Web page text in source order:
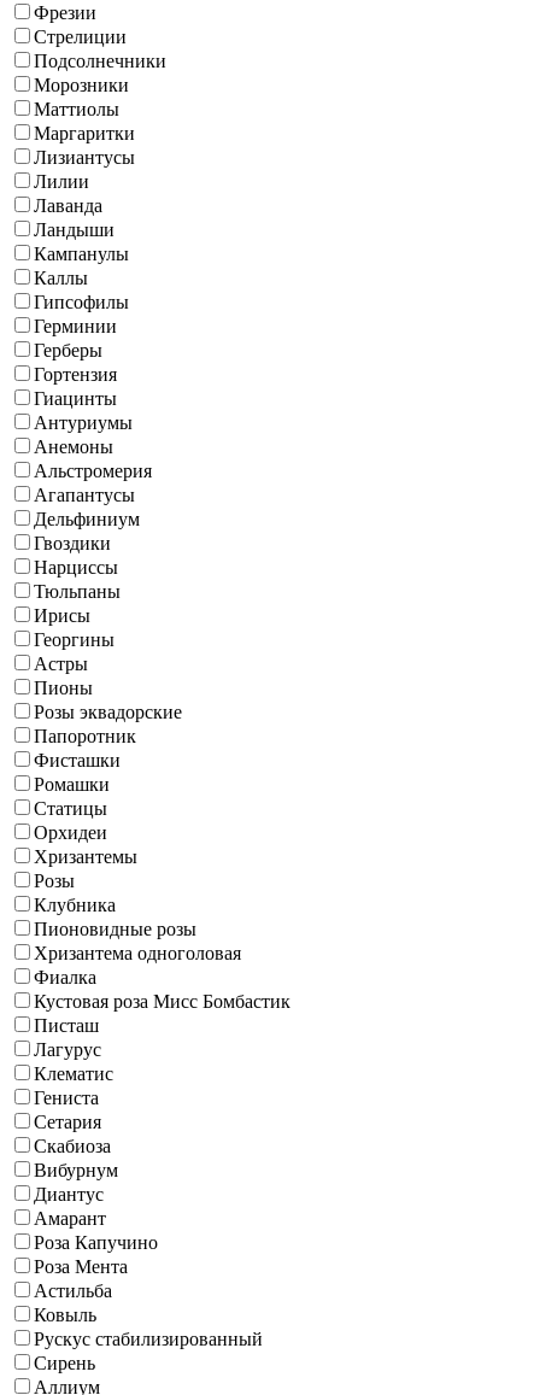
Фрезии
Стрелиции
Подсолнечники
Морозники
Маттиолы
Маргаритки
Лизиантусы
Лилии
Лаванда
Ландыши
Кампанулы
Каллы
Гипсофилы
Герминии
Герберы
Гортензия
Гиацинты
Антуриумы
Анемоны
Альстромерия
Агапантусы
Дельфиниум
Гвоздики
Нарциссы
Тюльпаны
Ирисы
Георгины
Астры
Пионы
Розы эквадорские
Папоротник
Фисташки
Ромашки
Статицы
Орхидеи
Хризантемы
Розы
Клубника
Пионовидные розы
Хризантема одноголовая
Фиалка
Кустовая роза Мисс Бомбастик
Писташ
Лагурус
Клематис
Гениста
Сетария
Скабиоза
Вибурнум
Диантус
Амарант
Роза Капучино
Роза Мента
Астильба
Ковыль
Рускус стабилизированный
Сирень
Аллиум